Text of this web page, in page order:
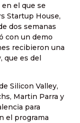
el que se
Startup House,
dos semanas
con un demo
recibieron una
que es del
Silicon Valley,
Martin Parra y
para
el programa